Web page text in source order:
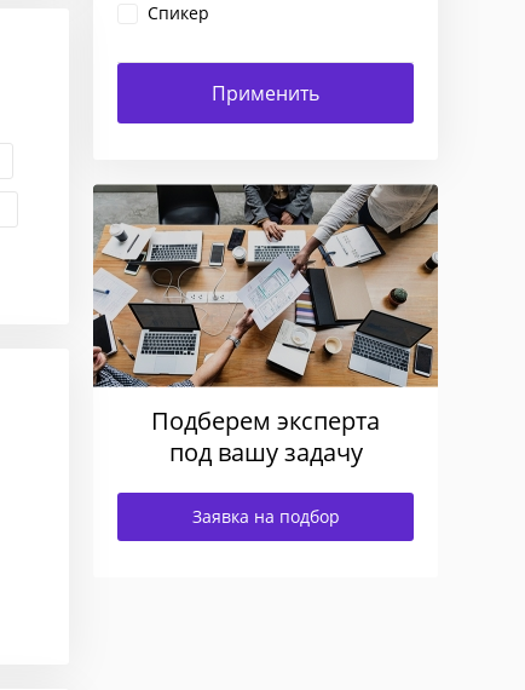
Спикер
Подберем эксперта
под вашу задачу
Заявка на подбор